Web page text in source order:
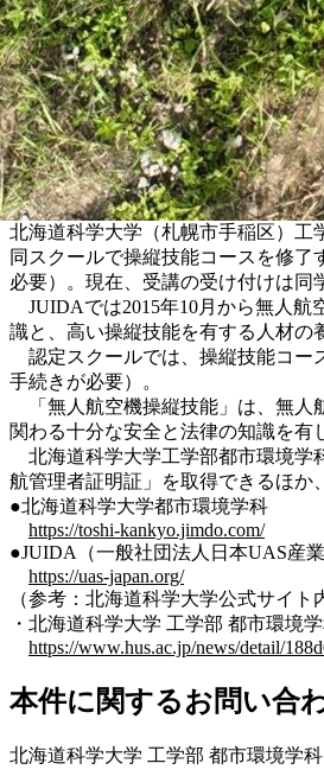
北海道科学大学（札幌市手稲区）工
同スクールで操縦技能コースを修
必要）。現在、受講の受け付けは同
JUIDAでは2015年10月から無人航
識と、高い操縦技能を有する人材の
認定スクールでは、操縦技能コー
手続きが必要）。
「無人航空機操縦技能」は、無人
関わる十分な安全と法律の知識を有
北海道科学大学工学部都市環境学
航管理者証明証」を取得できるほか
●北海道科学大学都市環境学科
https://toshi-kankyo.jimdo.com/
●JUIDA（一般社団法人日本UAS産業
https://uas-japan.org/
（参考：北海道科学大学公式サイト
・北海道科学大学 工学部 都市環境
https://www.hus.ac.jp/news/detail/
本件に関するお問い合
北海道科学大学 工学部 都市環境学科